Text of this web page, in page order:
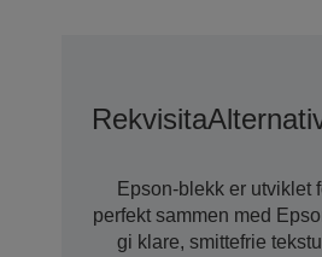
Rekvisita
Epson-blekk er utviklet
perfekt sammen med
gi klare, smittefrie